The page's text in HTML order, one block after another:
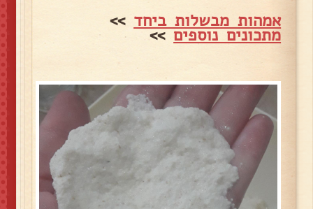
אמהות מבשלות ביחד >>
מתכונים נוספים>>